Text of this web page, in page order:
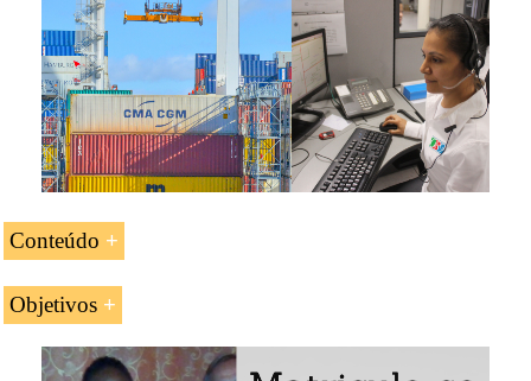
Conteúdo
Introdução à inspeção pré-embarque no comércio
exterior
Tipos de verificações pré-embarqUnião Europeia
Objetivos
Os objetivos da unidade curricular «Inspeção pré-